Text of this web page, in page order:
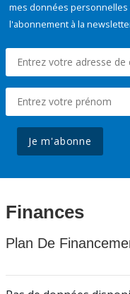
mes données
l'abonnement à la
Je m'abonne
Finances
Plan De